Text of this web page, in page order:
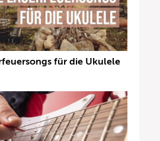
für die Ukulele